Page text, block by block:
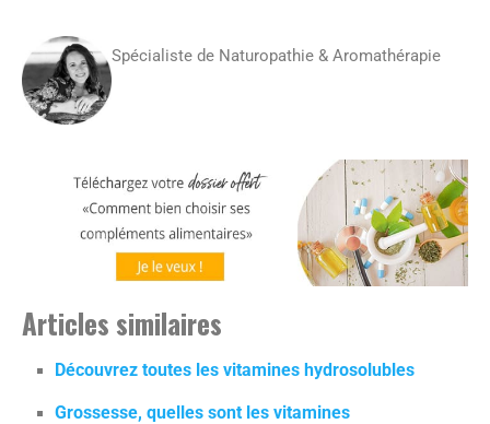
Spécialiste de Naturopathie & Aromathérapie
Articles similaires
Découvrez toutes les vitamines hydrosolubles
Grossesse, quelles sont les vitamines